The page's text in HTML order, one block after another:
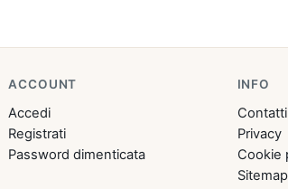
ACCOUNT
Accedi
Registrati
Password dimenticata
INFO
Contatti
Privacy
Cookie
Sitemap